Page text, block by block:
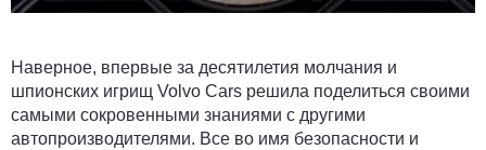
Наверное, впервые за десятилетия молчания и
шпионских игрищ Volvo Cars решила поделиться своими
самыми сокровенными знаниями с другими
автопроизводителями. Все во имя безопасности и